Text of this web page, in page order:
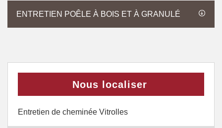
ENTRETIEN POÊLE À BOIS ET À GRANULÉ
Nous localiser
Entretien de cheminée Vitrolles